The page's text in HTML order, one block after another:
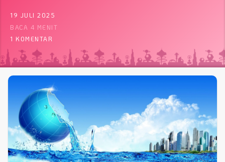
19 JULI 2025
BACA 4 MENIT
1 KOMENTAR